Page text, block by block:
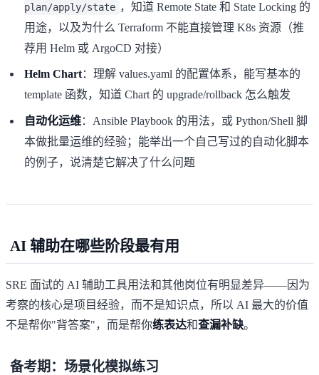
plan/apply/state ，知道 Remote State 和 State Locking 的
用途，以及为什么 Terraform 不能直接管理 K8s 资源（推
荐用 Helm 或 ArgoCD 对接）
Helm Chart：理解 values.yaml 的配置体系，能写基本的
template 函数，知道 Chart 的 upgrade/rollback 怎么触发
自动化运维：Ansible Playbook 的用法，或 Python/Shell 脚
本做批量运维的经验；能举出一个自己写过的自动化脚本
的例子，说清楚它解决了什么问题
AI 辅助在哪些阶段最有用
SRE 面试的 AI 辅助工具用法和其他岗位有明显差异——因为
考察的核心是项目经验，而不是知识点，所以 AI 最大的价值
不是帮你"背答案"，而是帮你练表达和查漏补缺。
备考期：场景化模拟练习